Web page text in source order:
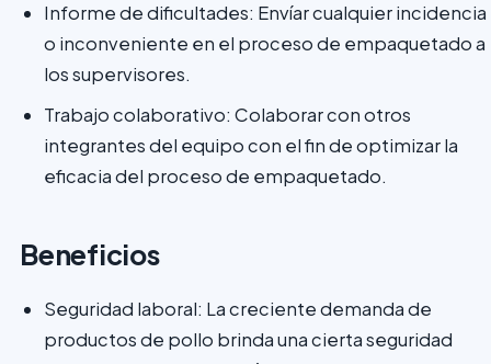
Informe de dificultades: Envíar cualquier incidencia
o inconveniente en el proceso de empaquetado a
los supervisores.
Trabajo colaborativo: Colaborar con otros
integrantes del equipo con el fin de optimizar la
eficacia del proceso de empaquetado.
Beneficios
Seguridad laboral: La creciente demanda de
productos de pollo brinda una cierta seguridad